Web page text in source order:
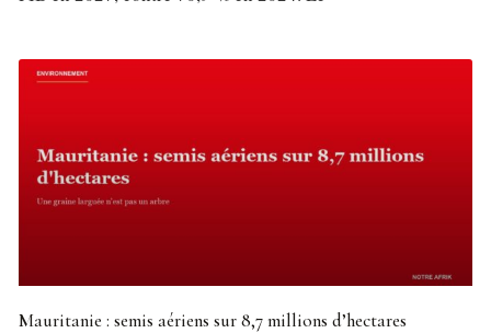
Mauritanie : semis aériens sur 8,7 millions d’hectares